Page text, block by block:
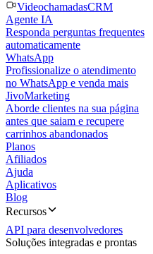
VideochamadasCRM
Agente IA
Responda perguntas frequentes
automaticamente
WhatsApp
Profissionalize o atendimento
no WhatsApp e venda mais
JivoMarketing
Aborde clientes na sua página
antes que saiam e recupere
carrinhos abandonados
Planos
Afiliados
Ajuda
Aplicativos
Blog
Recursos
API para desenvolvedores
Soluções integradas e prontas